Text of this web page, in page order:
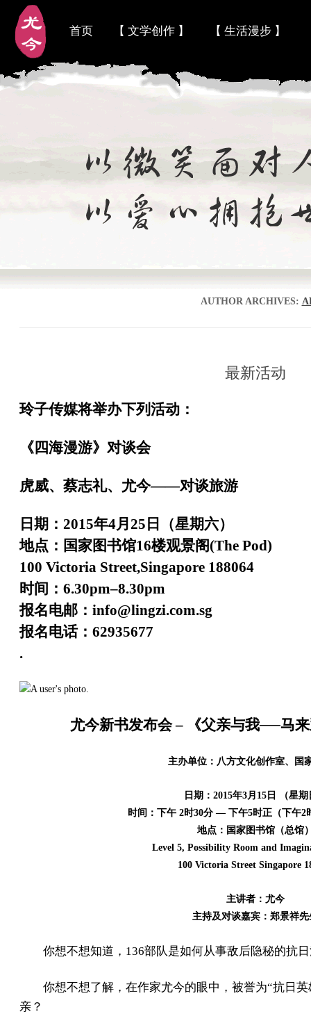
首页 【 文学创作 】 【 生活漫步 】
AUTHOR ARCHIVES:
最新活动
玲子传媒将举办下列活动：
《四海漫游》对谈会
虎威、蔡志礼、尤今——对谈旅游
日期：2015年4月25日（星期六）
地点：国家图书馆16楼观景阁(The Pod)
100 Victoria Street,Singapore 188064
时间：6.30pm–8.30pm
报名电邮：info@lingzi.com.sg
报名电话：62935677
.
尤今新书发布会 – 《父亲与我──马
主办单位：八方文化创作室、国
日期：2015年3月15日 （星期
时间：下午 2时30分 — 下午5时正（下午2
地点：国家图书馆（总馆
Level 5, Possibility Room and
100 Victoria Street Singapore
主讲者：尤今
主持及对谈嘉宾：郑景祥先
你想不想知道，136部队是如何从事敌后隐秘的抗
你想不想了解，在作家尤今的眼中，被誉为“抗日
亲？